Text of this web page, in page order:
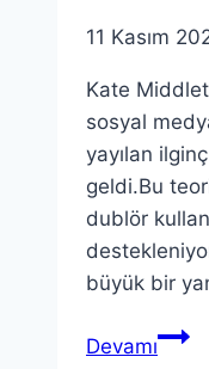
11 Kasım
Kate
sosyal
yayılan
geldi.Bu
dublör
büyük bir
DevamıKate